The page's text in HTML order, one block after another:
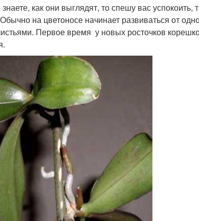
как они выглядят, то спешу вас успокоить,
на цветоносе начинает развиваться от
Первое время у новых росточков